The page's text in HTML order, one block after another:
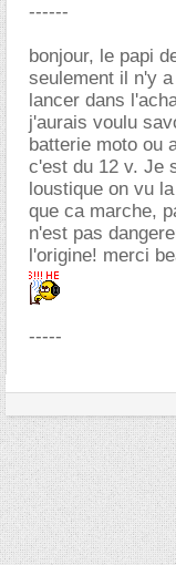
------
bonjour, le papi
seulement il n'y
lancer dans
j'aurais voulu
batterie moto ou
c'est du 12 v. Je
loustique on vu
que ca marche,
n'est pas
l'origine! merci
-----